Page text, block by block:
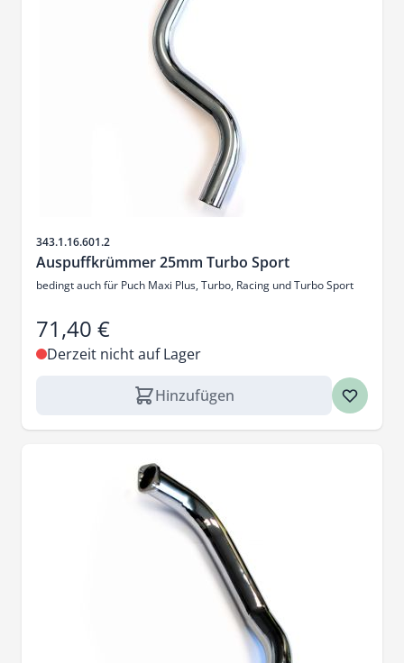
Artikelnr.
343.1.16.601.2
Auspuffkrümmer 25mm Turbo Sport
bedingt auch für Puch Maxi Plus, Turbo, Racing und Turbo Sport
71,40 €
Derzeit nicht auf Lager
Hinzufügen